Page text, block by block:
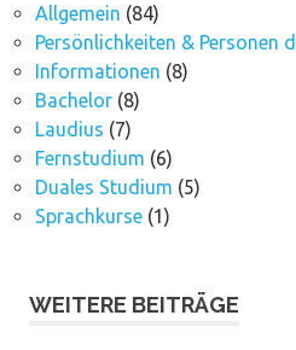
Allgemein (84)
Persönlichkeiten & Personen
Informationen (8)
Bachelor(8)
Laudius (7)
Fernstudium (6)
Duales Studium (5)
Sprachkurse(1)
WEITERE BEITRÄGE